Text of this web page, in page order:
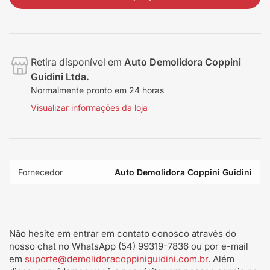
Retira disponível em Auto Demolidora Coppini
Guidini Ltda.
Normalmente pronto em 24 horas
Visualizar informações da loja
Fornecedor Auto Demolidora Coppini Guidini
Não hesite em entrar em contato conosco através do
nosso chat no WhatsApp (54) 99319-7836 ou por e-mail
em suporte@demolidoracoppiniguidini.com.br. Além